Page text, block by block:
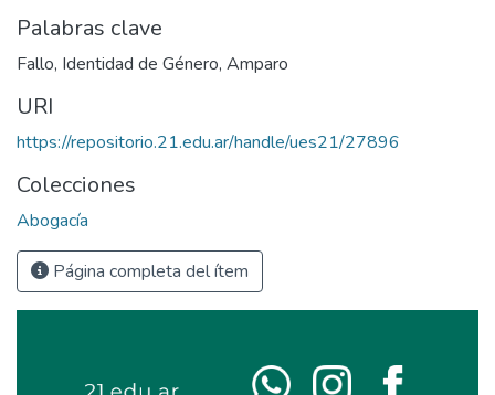
Palabras clave
Fallo, Identidad de Género, Amparo
URI
https://repositorio.21.edu.ar/handle/ues21/27896
Colecciones
Abogacía
Página completa del ítem